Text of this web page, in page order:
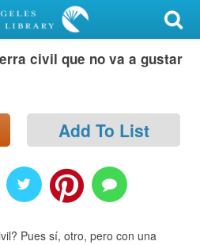
civil que no va a gustar
Add To List
Pues sí, otro, pero con una